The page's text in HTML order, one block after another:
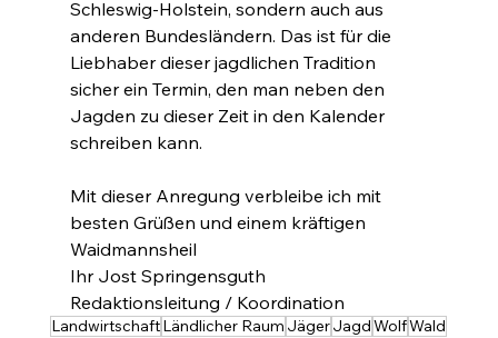
Schleswig-Holstein, sondern auch aus
anderen Bundesländern. Das ist für die
Liebhaber dieser jagdlichen Tradition
sicher ein Termin, den man neben den
Jagden zu dieser Zeit in den Kalender
schreiben kann.
Mit dieser Anregung verbleibe ich mit
besten Grüßen und einem kräftigen
Waidmannsheil
Ihr Jost Springensguth
Redaktionsleitung / Koordination
LandwirtschaftLändlicher Raum JägerJagdWolfWald